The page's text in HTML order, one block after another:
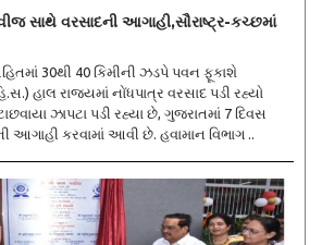
સાથે વરસાદની આગાહી,સૌરાષ્ટ્ર-કચ્છમાં
30થી 40 કિમીની ઝડપે પવન ફૂકાશે
પડી રહ્યો
ઝાપટા પડી રહ્યા છે, ગુજરાતમાં 7 દિવસ
આગાહી કરવામાં આવી છે. હવામાન વિભાગ ..